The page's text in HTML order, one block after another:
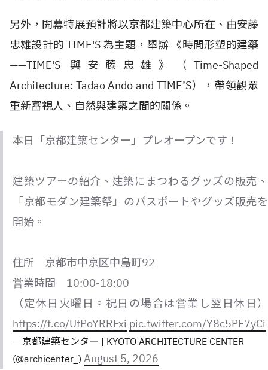
另外，開幕特展預計將以京都建築中心所在、由安藤
忠雄設計的 TIME'S 為主題，舉辦 《時間形塑的建築
——TIME'S 與安藤忠雄》（Time-Shaped
Architecture: Tadao Ando and TIME’S），帶領觀眾
重新審視人、自然與建築之間的關係。
本日「京都建築センター」プレオープンです！
建築ツアーの紹介、建築にまつわるグッズの販売、
「京都モダン建築祭」のパスポートやグッズ販売を
開始。
住所 京都市中京区中島町92
営業時間 10:00-18:00
（定休日火曜日。祝日の場合は営業し翌日休日）
https://t.co/UtPoYRRFxi pic.twitter.com/Y8c5PF7yCi
— 京都建築センター | KYOTO ARCHITECTURE CENTER
(@archicenter_) August 5, 2026